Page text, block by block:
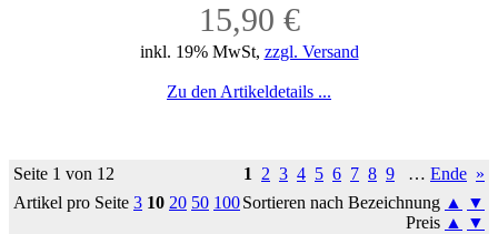
15,90 €
inkl. 19% MwSt, zzgl. Versand
Zu den Artikeldetails ...
Seite 1 von 12 1 2 3 4 5 6 7 8 9 … Ende »
Artikel pro Seite 3 10 20 50 100Sortieren nach Bezeichnung ▲
▼
Preis ▲ ▼